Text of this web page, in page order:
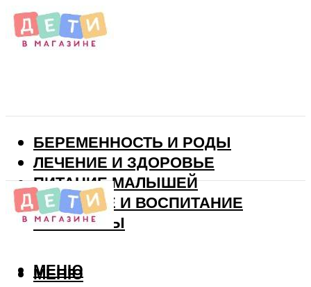
БЕРЕМЕННОСТЬ И РОДЫ
ЛЕЧЕНИЕ И ЗДОРОВЬЕ
ПИТАНИЕ МАЛЫШЕЙ
РАЗВИТИЕ И ВОСПИТАНИЕ
ВИТАМИНЫ
МЕНЮ
МЕНЮ